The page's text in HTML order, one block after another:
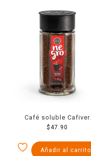
Café soluble Cafiver
Negro 45 g
$47.90
Añadir al carrito